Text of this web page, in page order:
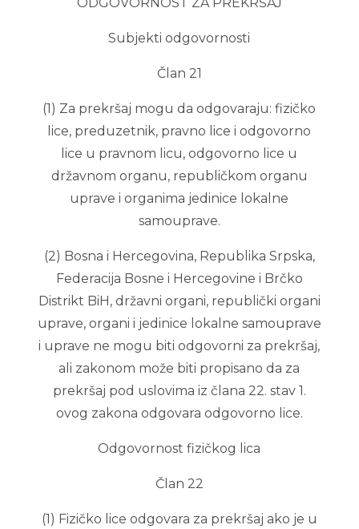
Subjekti odgovornosti
Član 21
(1) Za prekršaj mogu da odgovaraju: fizičko
lice, preduzetnik, pravno lice i odgovorno
lice u pravnom licu, odgovorno lice u
državnom organu, republičkom organu
uprave i organima jedinice lokalne
samouprave.
(2) Bosna i Hercegovina, Republika Srpska,
Federacija Bosne i Hercegovine i Brčko
Distrikt BiH, državni organi, republički organi
uprave, organi i jedinice lokalne samouprave
i uprave ne mogu biti odgovorni za prekršaj,
ali zakonom može biti propisano da za
prekršaj pod uslovima iz člana 22. stav 1.
ovog zakona odgovara odgovorno lice.
Odgovornost fizičkog lica
Član 22
(1) Fizičko lice odgovara za prekršaj ako je u